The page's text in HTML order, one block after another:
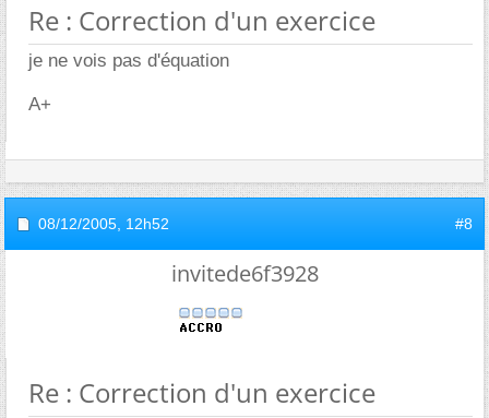
Re : Correction d'un exercice
je ne vois pas d'équation
A+
08/12/2005, 12h52 #8
invitede6f3928
Re : Correction d'un exercice